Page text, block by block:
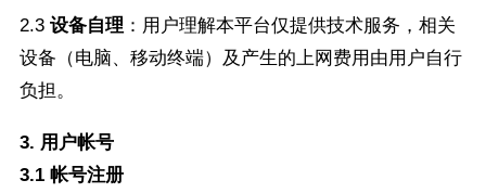
2.3 设备自理 ：用户理解本平台仅提供技术服务，相关
设备（电脑、移动终端）及产生的上网费用由用户自行
负担。
3. 用户帐号
3.1 帐号注册